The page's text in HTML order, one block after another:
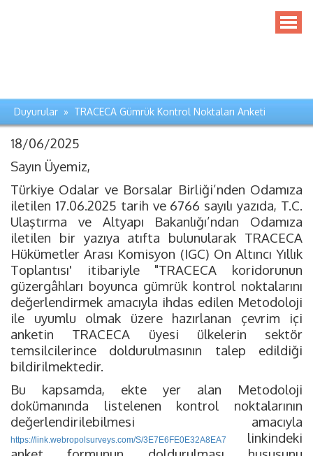
Duyurular » TRACECA Gümrük Kontrol Noktaları Anketi
18/06/2025
Sayın Üyemiz,
Türkiye Odalar ve Borsalar Birliği’nden Odamıza
iletilen 17.06.2025 tarih ve 6766 sayılı yazıda, T.C.
Ulaştırma ve Altyapı Bakanlığı’ndan Odamıza
iletilen bir yazıya atıfta bulunularak TRACECA
Hükümetler Arası Komisyon (IGC) On Altıncı Yıllık
Toplantısı' itibariyle "TRACECA koridorunun
güzergâhları boyunca gümrük kontrol noktalarını
değerlendirmek amacıyla ihdas edilen Metodoloji
ile uyumlu olmak üzere hazırlanan çevrim içi
anketin TRACECA üyesi ülkelerin sektör
temsilcilerince doldurulmasının talep edildiği
bildirilmektedir.
Bu kapsamda, ekte yer alan Metodoloji
dokümanında listelenen kontrol noktalarının
değerlendirilebilmesi amacıyla
https://link.webropolsurveys.com/S/3E7E6FE0E32A8EA7
linkindeki